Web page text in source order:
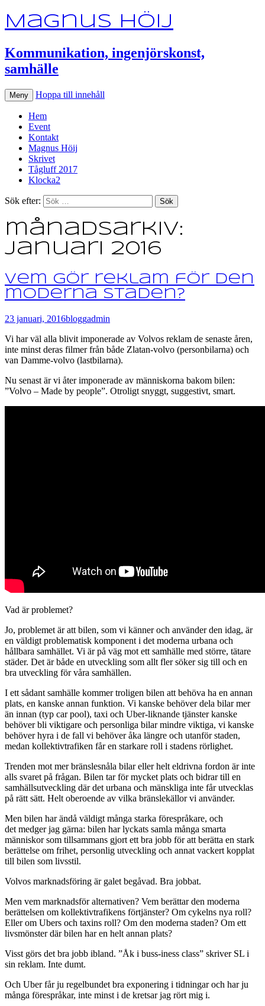
Magnus Höij
Kommunikation, ingenjörskonst,
samhälle
Meny Hoppa till innehåll
Hem
Event
Kontakt
Magnus Höij
Skrivet
Tågluff 2017
Klocka2
Sök efter:
månadsarkiv:
januari 2016
Vem gör reklam för den
moderna staden?
23 januari, 2016bloggadmin
Vi har väl alla blivit imponerade av Volvos reklam de senaste åren,
inte minst deras filmer från både Zlatan-volvo (personbilarna) och
van Damme-volvo (lastbilarna).
Nu senast är vi åter imponerade av människorna bakom bilen:
”Volvo – Made by people”. Otroligt snyggt, suggestivt, smart.
Vad är problemet?
Jo, problemet är att bilen, som vi känner och använder den idag, är
en väldigt problematisk komponent i det moderna urbana och
hållbara samhället. Vi är på väg mot ett samhälle med större, tätare
städer. Det är både en utveckling som allt fler söker sig till och en
bra utveckling för våra samhällen.
I ett sådant samhälle kommer troligen bilen att behöva ha en annan
plats, en kanske annan funktion. Vi kanske behöver dela bilar mer
än innan (typ car pool), taxi och Uber-liknande tjänster kanske
behöver bli viktigare och personliga bilar mindre viktiga, vi kanske
behöver hyra i de fall vi behöver åka längre och utanför staden,
medan kollektivtrafiken får en starkare roll i stadens rörlighet.
Trenden mot mer bränslesnåla bilar eller helt eldrivna fordon är inte
alls svaret på frågan. Bilen tar för mycket plats och bidrar till en
samhällsutveckling där det urbana och mänskliga inte får utvecklas
på rätt sätt. Helt oberoende av vilka bränslekällor vi använder.
Men bilen har ändå väldigt många starka förespråkare, och
det medger jag gärna: bilen har lyckats samla många smarta
människor som tillsammans gjort ett bra jobb för att berätta en stark
berättelse om frihet, personlig utveckling och annat vackert kopplat
till bilen som livsstil.
Volvos marknadsföring är galet begåvad. Bra jobbat.
Men vem marknadsför alternativen? Vem berättar den moderna
berättelsen om kollektivtrafikens förtjänster? Om cykelns nya roll?
Eller om Ubers och taxins roll? Om den moderna staden? Om ett
livsmönster där bilen har en helt annan plats?
Visst görs det bra jobb ibland. ”Åk i buss-iness class” skriver SL i
sin reklam. Inte dumt.
Och Uber får ju regelbundet bra exponering i tidningar och har ju
många förespråkar, inte minst i de kretsar jag rört mig i.